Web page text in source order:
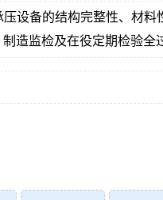
设备的结构完整性、材
造监检及在役定期检验全